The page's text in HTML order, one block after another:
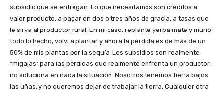
subsidio que se entregan. Lo que necesitamos son créditos a
valor producto, a pagar en dos o tres años de gracia, a tasas que
le sirva al productor rural. En mi caso, replanté yerba mate y murió
todo lo hecho, volví a plantar y ahora la pérdida es de más de un
50% de mis plantas por la sequía. Los subsidios son realmente
“migajas” para las pérdidas que realmente enfrenta un productor,
no soluciona en nada la situación. Nosotros tenemos tierra bajos
las uñas, y no queremos dejar de trabajar la tierra. Cualquier otra